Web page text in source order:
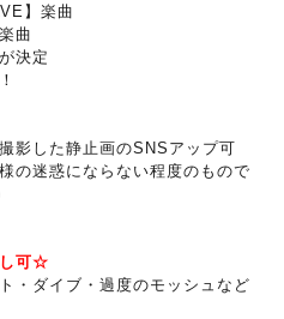
】楽曲
曲
決定
影した静止画のSNSアップ可
の迷惑にならない程度のもので
可☆
・ダイブ・過度のモッシュなど